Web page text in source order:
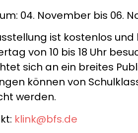
04. November bis 06.
ist kostenlos
von 10 bis 18 Uhr
sich an ein breites
können von
werden.
klink@bfs.de